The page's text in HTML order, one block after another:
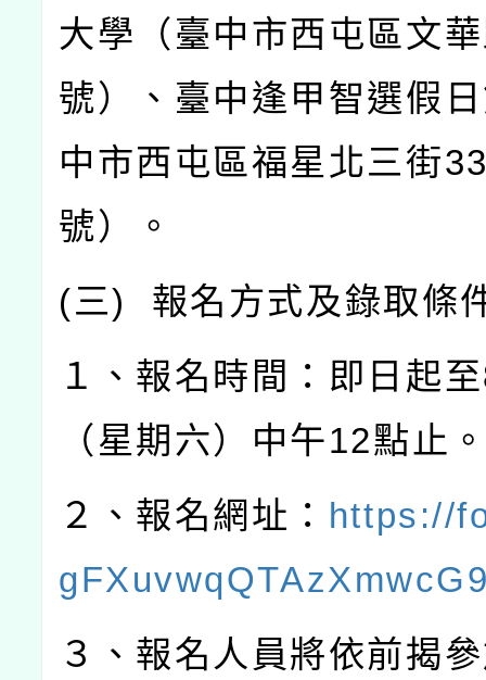
大學（臺中市西屯區文
號）、臺中逢甲智選假
中市西屯區福星北三街
號）。
(三) 報名方式及錄取條
１、報名時間：即日起至
（星期六）中午12點止
２、報名網址： https://
３、報名人員將依前揭